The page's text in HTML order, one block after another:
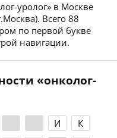
уролог» в Москве
Всего 88
по первой букве
навигации.
«онколог-
И
К